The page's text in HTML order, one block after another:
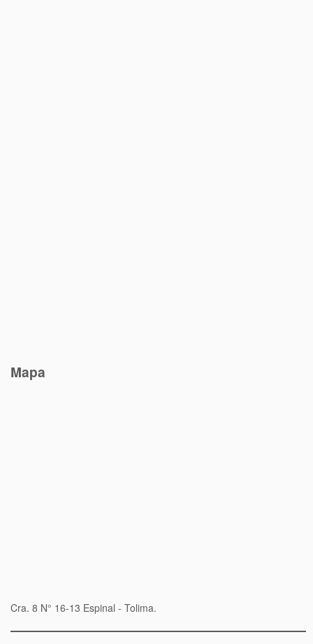
Mapa
Cra. 8 N° 16-13 Espinal - Tolima.